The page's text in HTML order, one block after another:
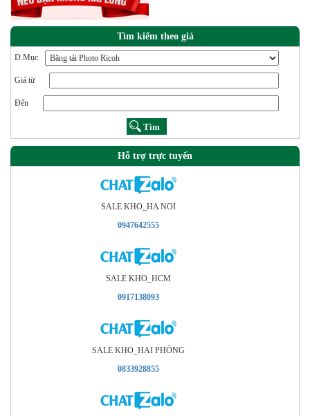
Tìm kiếm theo giá
D.Mục
Giá từ
Đến
Hỗ trợ trực tuyến
SALE KHO_HA NOI
0947642555
SALE KHO_HCM
0917138093
SALE KHO_HAI PHÒNG
0833928855